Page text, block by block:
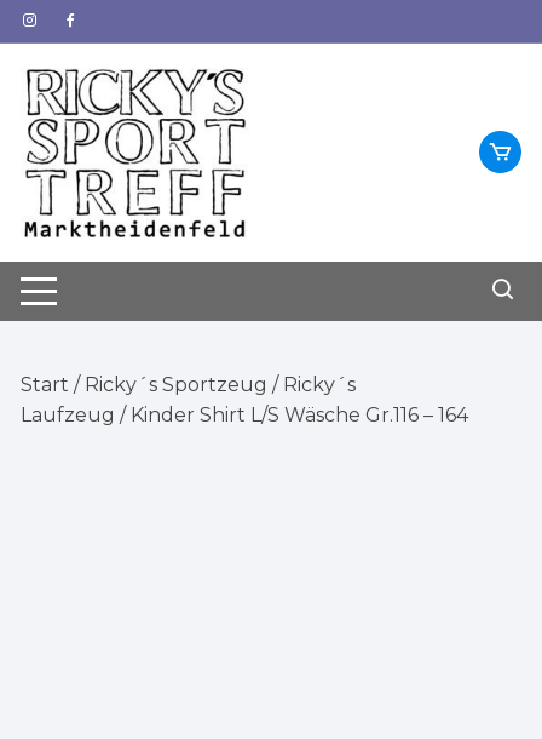
Zum
Inhalt
springen
Start / Ricky´s Sportzeug / Ricky´s
Laufzeug / Kinder Shirt L/S Wäsche Gr.116 – 164